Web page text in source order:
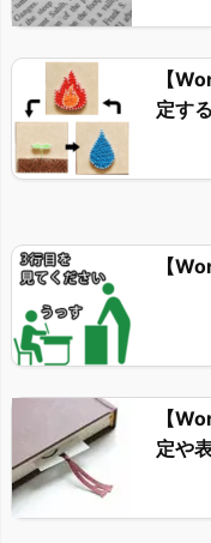
【
定す
【
【
定や